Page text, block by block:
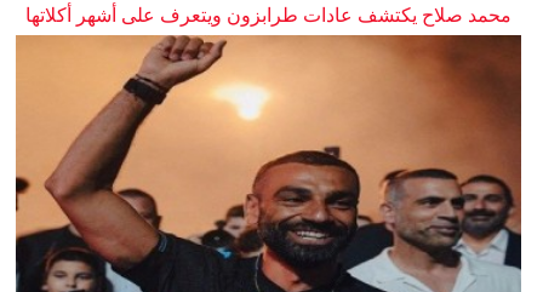
محمد صلاح يكتشف عادات طرابزون ويتعرف على أشهر أكلاتها